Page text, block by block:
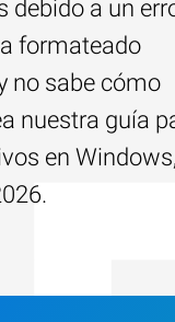
debido a un
formateado
no sabe cómo
nuestra guía
en Windows,